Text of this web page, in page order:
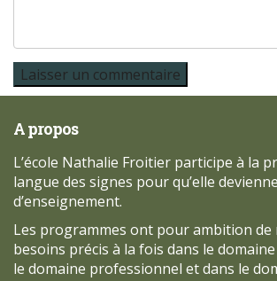
A propos
L’école Nathalie Froitier participe à la
langue des signes pour qu’elle
d’enseignement.
Les programmes ont pour ambition de
besoins précis à la fois dans le
le domaine professionnel et dans le